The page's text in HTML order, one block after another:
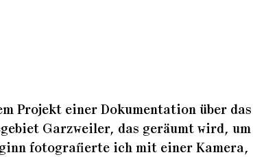
Projekt einer Dokumentation über das
Garzweiler, das geräumt wird, um
fotografierte ich mit einer Kamera,